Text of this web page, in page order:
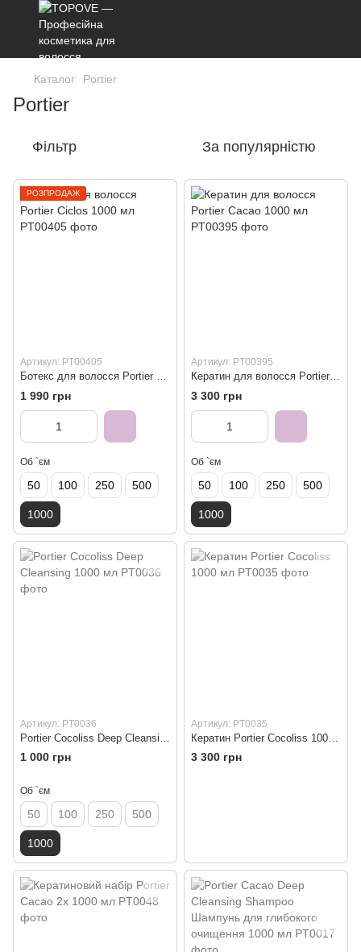
Каталог Portier
Portier
Фільтр За популярністю
РОЗПРОДАЖ
Артикул: PT00405
Ботекс для волосся Portier Ciclos 1000 мл
1 990 грн
Об `єм
50 100 250 500
1000
Артикул: PT00395
Кератин для волосся Portier Cacao 1000 мл
3 300 грн
Об `єм
50 100 250 500
1000
Артикул: PT0036
1 000 грн
Об `єм
50 100 250 500
1000
Артикул: PT0035
3 300 грн